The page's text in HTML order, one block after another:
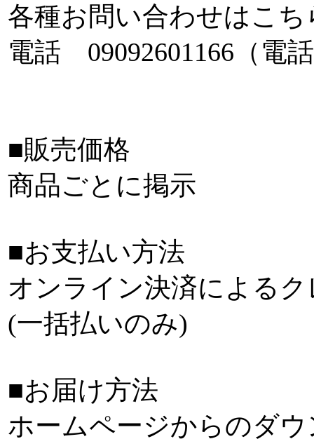
各種お問い合わせはこ
電話 09092601166（電
■販売価格
商品ごとに掲示
■お支払い方法
オンライン決済による
(一括払いのみ)
■お届け方法
ホームページからのダ